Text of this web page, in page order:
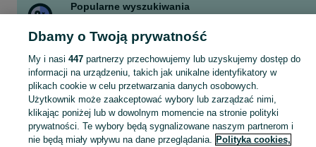
Popularne wyszukiwania
paralizator strzelający asg
Sprzedaż militariów Śląskie ▶️ Aktualne oferty nowe i używane ✅ Szeroki wybór produktów w atrakcyjnych cenach ✌ Przeglądaj ogłoszenia na OLX.pl!
Mapa kategorii
Mapa miejscowości
Dbamy o Twoją prywatność
My i nasi 447partnerzy przechowujemy lub uzyskujemy dostęp do
informacji na urządzeniu, takich jak unikalne identyfikatory w
plikach cookie w celu przetwarzania danych osobowych.
Użytkownik może zaakceptować wybory lub zarządzać nimi,
klikając poniżej lub w dowolnym momencie na stronie polityki
prywatności. Te wybory będą sygnalizowane naszym partnerom i
nie będą miały wpływu na dane przeglądania. Polityka cookies,